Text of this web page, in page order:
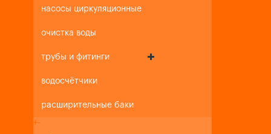
насосы циркуляционные
очистка воды
трубы и фитинги
водосчётчики
расширительные баки
+-